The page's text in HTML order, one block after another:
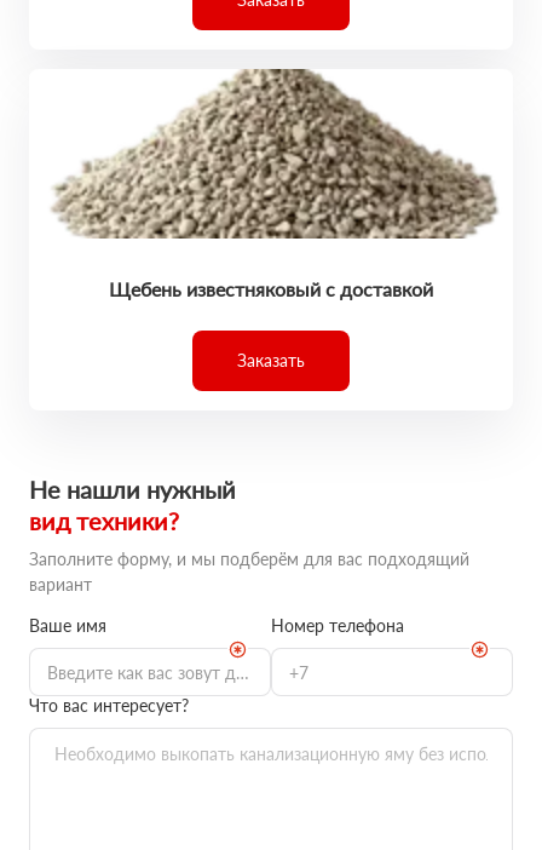
Щебень известняковый с доставкой
Заказать
Не нашли нужный
вид техники?
Заполните форму, и мы подберём для вас подходящий
вариант
Ваше имя
Номер телефона
Что вас интересует?